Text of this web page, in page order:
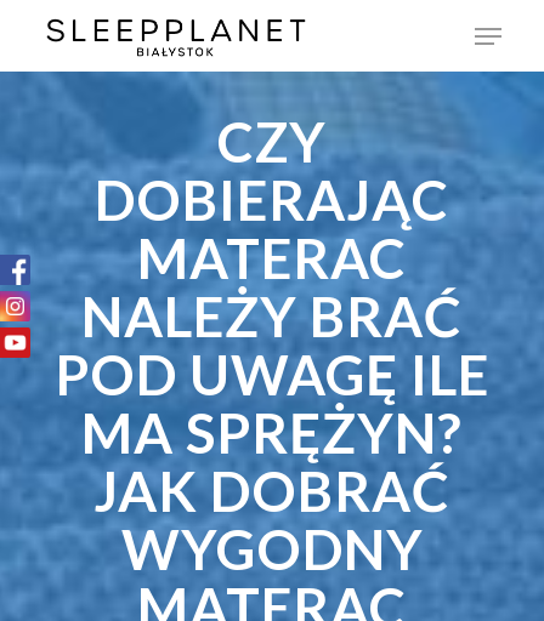
CZY
DOBIERAJĄC
MATERAC
NALEŻY BRAĆ
POD UWAGĘ ILE
MA SPRĘŻYN?
JAK DOBRAĆ
WYGODNY
MATERAC